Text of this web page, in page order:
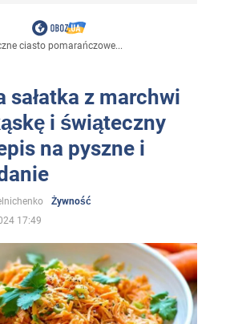
ciasto pomarańczowe...
sałatka z marchwi
i świąteczny
na pyszne i
Żywność
17:49